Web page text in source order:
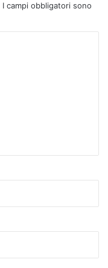
I campi obbligatori sono